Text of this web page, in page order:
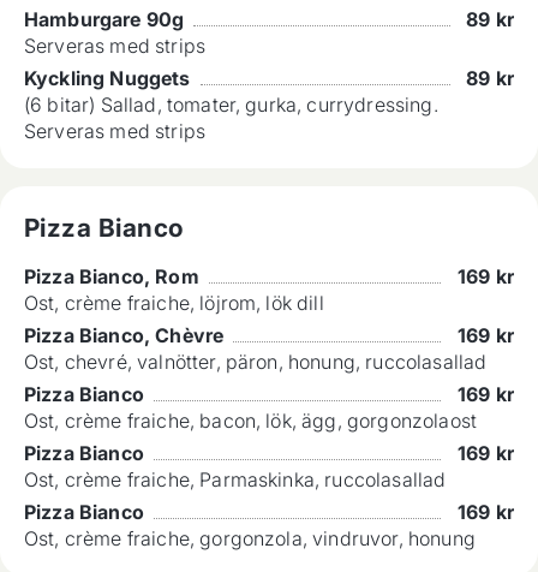
Hamburgare 90g
89 kr
Serveras med strips
Kyckling Nuggets
89 kr
(6 bitar) Sallad, tomater, gurka, currydressing.
Serveras med strips
Pizza Bianco
Pizza Bianco, Rom 169 kr
Ost, crème fraiche, löjrom, lök dill
Pizza Bianco, Chèvre
169 kr
Ost, chevré, valnötter, päron, honung, ruccolasallad
Pizza Bianco
169 kr
Ost, crème fraiche, bacon, lök, ägg, gorgonzolaost
Pizza Bianco
169 kr
Ost, crème fraiche, Parmaskinka, ruccolasallad
Pizza Bianco
169 kr
Ost, crème fraiche, gorgonzola, vindruvor, honung